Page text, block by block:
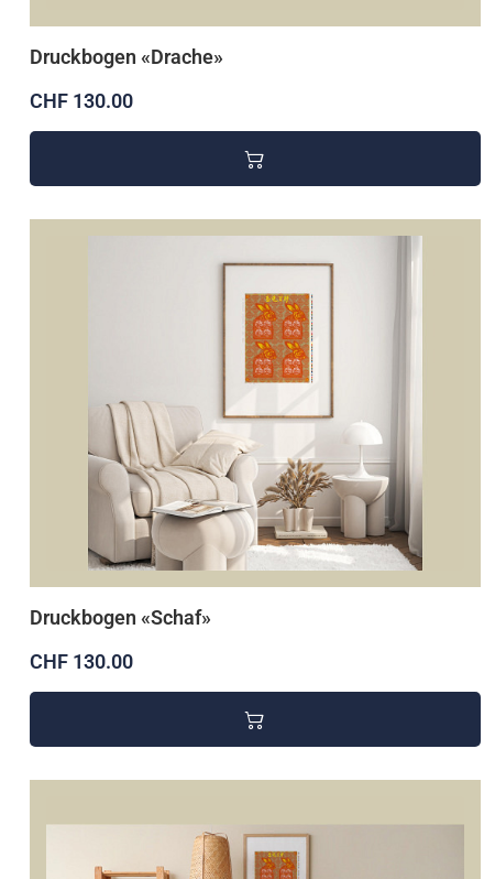
Druckbogen «Drache»
CHF 130.00
Druckbogen «Schaf»
CHF 130.00